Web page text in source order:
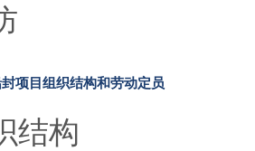
项目组织结构和劳动定员
结构